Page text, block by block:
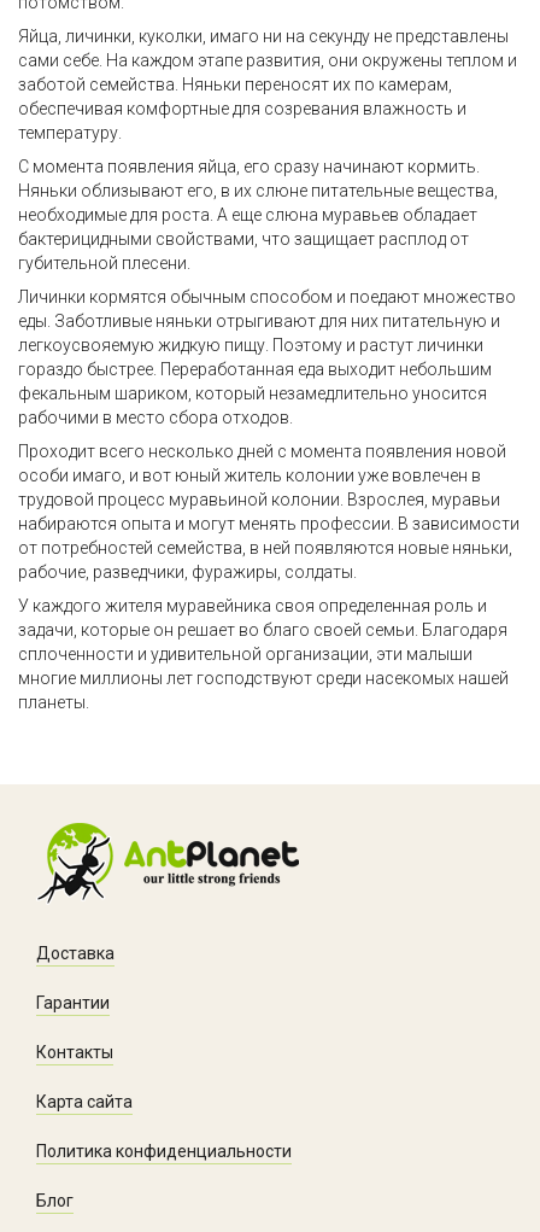
Яйца, личинки, куколки, имаго ни на секунду не представлены
сами себе. На каждом этапе развития, они окружены теплом и
заботой семейства. Няньки переносят их по камерам,
обеспечивая комфортные для созревания влажность и
температуру.
С момента появления яйца, его сразу начинают кормить.
Няньки облизывают его, в их слюне питательные вещества,
необходимые для роста. А еще слюна муравьев обладает
бактерицидными свойствами, что защищает расплод от
губительной плесени.
Личинки кормятся обычным способом и поедают множество
еды. Заботливые няньки отрыгивают для них питательную и
легкоусвояемую жидкую пищу. Поэтому и растут личинки
гораздо быстрее. Переработанная еда выходит небольшим
фекальным шариком, который незамедлительно уносится
рабочими в место сбора отходов.
Проходит всего несколько дней с момента появления новой
особи имаго, и вот юный житель колонии уже вовлечен в
трудовой процесс муравьиной колонии. Взрослея, муравьи
набираются опыта и могут менять профессии. В зависимости
от потребностей семейства, в ней появляются новые няньки,
рабочие, разведчики, фуражиры, солдаты.
У каждого жителя муравейника своя определенная роль и
задачи, которые он решает во благо своей семьи. Благодаря
сплоченности и удивительной организации, эти малыши
многие миллионы лет господствуют среди насекомых нашей
планеты.
Доставка
Гарантии
Контакты
Карта сайта
Политика конфиденциальности
Блог